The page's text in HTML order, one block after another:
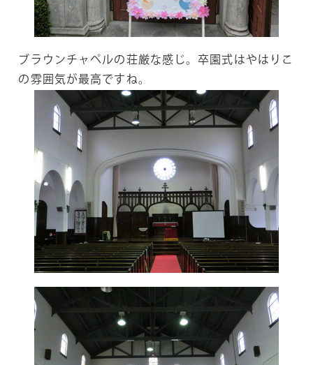
ブラウンチャペルの荘厳な感じ。卒園式はやはりこ
の雰囲気が最高ですね。